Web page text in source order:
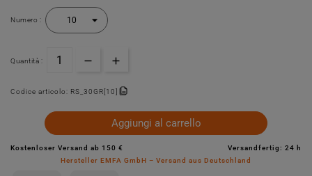
Numero :
Quantità :
Codice articolo: RS_30GR[10]
Aggiungi al carrello
Kostenloser Versand ab 150 €
Versandfertig: 24 h
Hersteller EMFA GmbH – Versand aus Deutschland